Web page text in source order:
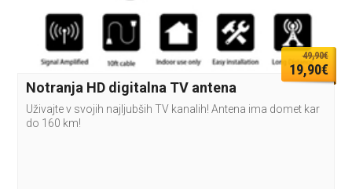
49,90€
19,90€
Notranja HD digitalna TV antena
Uživajte v svojih najljubših TV kanalih! Antena ima domet kar
do 160 km!